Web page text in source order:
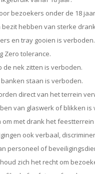
bezoekers onder de 18
bezit hebben van sterke
en tray gooien is verboden.
Zero tolerance.
de nek zitten is verboden.
staan is verboden.
direct van het terrein
van glaswerk of blikken is
om met drank het
ook verbaal,
personeel of
zich het recht om